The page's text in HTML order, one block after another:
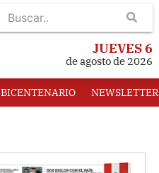
JUEVES 6
de agosto de 2026
BICENTENARIO NEWSLETTER